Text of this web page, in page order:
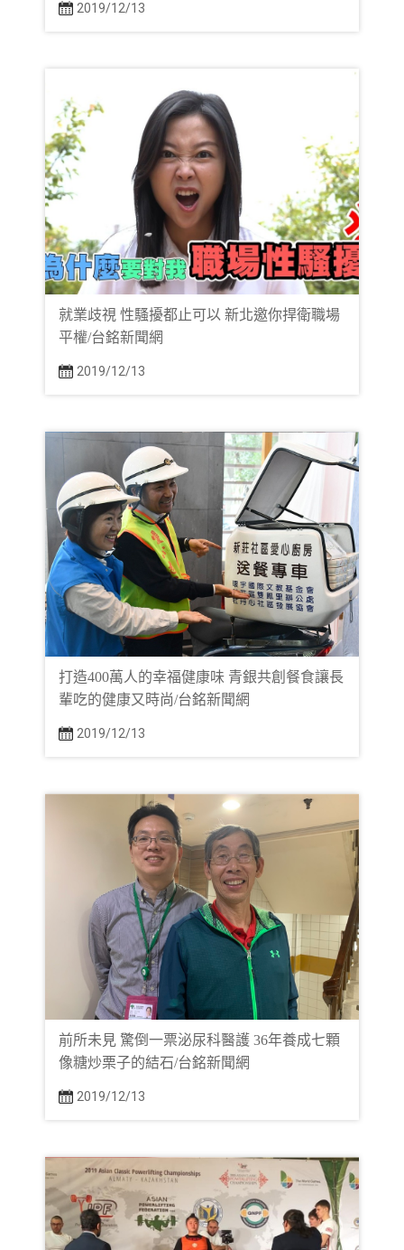
2019/12/13
就業歧視 性騷擾都止可以 新北邀你捍衛職場
平權/台銘新聞網
2019/12/13
打造400萬人的幸福健康味 青銀共創餐食讓長
輩吃的健康又時尚/台銘新聞網
2019/12/13
前所未見 驚倒一票泌尿科醫護 36年養成七顆
像糖炒栗子的結石/台銘新聞網
2019/12/13